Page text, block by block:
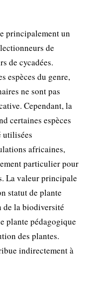
principalement un
de
de cycadées.
espèces du genre,
ne sont pas
Cependant, la
certaines espèces
utilisées
africaines,
particulier pour
La valeur principale
statut de plante
de la biodiversité
plante pédagogique
des plantes.
indirectement à